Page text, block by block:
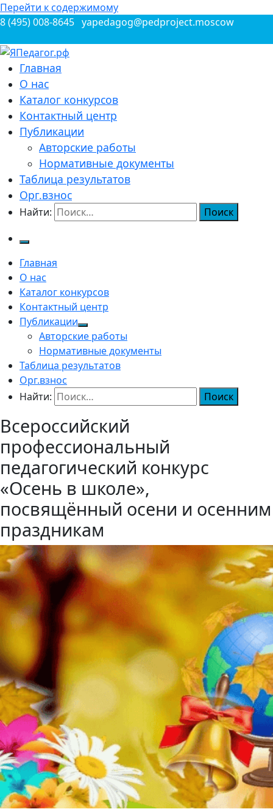
Перейти к содержимому
8 (495) 008-8645 yapedagog@pedproject.moscow
ЯПедагог.рф
Всероссийские конкурсы для педагогов
Главная
О нас
Каталог конкурсов
Контактный центр
Публикации
Авторские работы
Нормативные документы
Таблица результатов
Орг.взнос
Найти:
Главная
О нас
Каталог конкурсов
Контактный центр
Публикации
Авторские работы
Нормативные документы
Таблица результатов
Орг.взнос
Найти:
Всероссийский
профессиональный
педагогический конкурс
«Осень в школе»,
посвящённый осени и осенним
праздникам